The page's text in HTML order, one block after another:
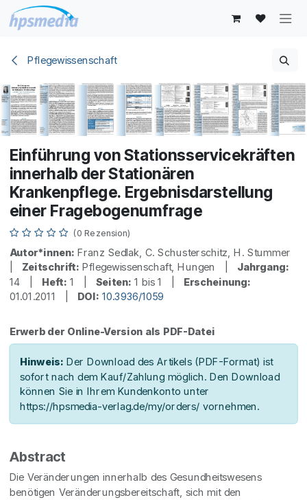
Zum Inhalt springen
Pflegewissenschaft
Einführung von Stationsservicekräften
innerhalb der Stationären
Krankenpflege. Ergebnisdarstellung
einer Fragebogenumfrage
(0 Rezension)
Autor*innen: Franz Sedlak, C. Schusterschitz, H. Stummer
Zeitschrift: Pflegewissenschaft, Hungen | Jahrgang:
14 | Heft: 1 | Seiten: 1 bis 1 | Erscheinung:
01.01.2011 | DOI: 10.3936/1059
Erwerb der Online-Version als PDF-Datei
Hinweis: Der Download des Artikels (PDF-Format) ist
sofort nach dem Kauf/Zahlung möglich. Den Download
können Sie in Ihrem Kundenkonto unter
https://hpsmedia-verlag.de/my/orders/ vornehmen.
Abstract
Die Veränderungen innerhalb des Gesundheitswesens
benötigen Veränderungsbereitschaft, sich mit den